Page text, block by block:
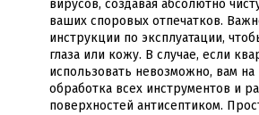
вирусов, создавая абсолютно
ваших споровых отпечатков.
инструкции по эксплуатации,
глаза или кожу. В случае, если
использовать невозможно, вам
обработка всех инструментов и
поверхностей антисептиком.